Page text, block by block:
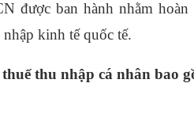
được ban hành nhằm hoàn
kinh tế quốc tế.
thu nhập cá nhân bao